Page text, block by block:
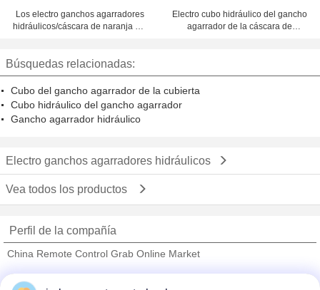
Los electro ganchos agarradores
hidráulicos/cáscara de naranja del
Electro cubo hidráulico del gancho
agarrador de la cáscara de
Búsquedas relacionadas:
Cubo del gancho agarrador de la cubierta
Cubo hidráulico del gancho agarrador
Gancho agarrador hidráulico
Electro ganchos agarradores hidráulicos
Vea todos los productos
Perfil de la compañía
China Remote Control Grab Online Market